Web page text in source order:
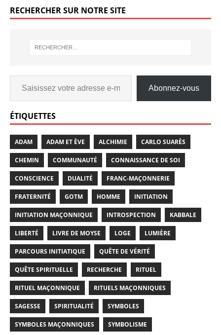
RECHERCHER SUR NOTRE SITE
Abonnez-vous
ÉTIQUETTES
ADAM ADAM ET ÈVE ALCHIMIE CARLO SUARÈS
CHEMIN COMMUNAUTÉ CONNAISSANCE DE SOI
CONSCIENCE DUALITÉ FRANC-MAÇONNERIE
FRATERNITÉ GOTM HOMME INITIATION
INITIATION MAÇONNIQUE INTROSPECTION KABBALE
LIBERTÉ LIVRE DE MOYSE LOGE LUMIÈRE
PARCOURS INITIATIQUE QUÊTE DE VÉRITÉ
QUÊTE SPIRITUELLE RECHERCHE RITUEL
RITUEL MAÇONNIQUE RITUELS MAÇONNIQUES
SAGESSE SPIRITUALITÉ SYMBOLES
SYMBOLES MAÇONNIQUES SYMBOLISME